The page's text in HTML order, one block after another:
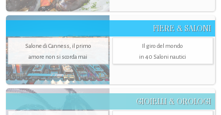
FIERE & SALONI
Salone di Canness, il primo
amore non si scorda mai
Il giro del mondo
in 40 Saloni nautici
GIOIELLI & OROLOGI